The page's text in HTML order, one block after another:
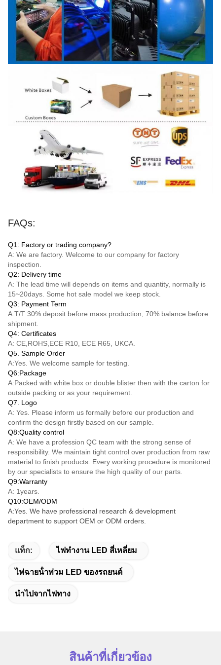
FAQs:
Q1: Factory or trading company?
A: We are factory. Welcome to our company for factory
inspection.
Q2: Delivery time
A: The lead time will depends on items and quantity, normally is
15~20days. Some hot sale model we keep stock.
Q3: Payment Term
A:T/T 30% deposit before mass production, 70% balance before
shipment.
Q4: Certificates
A: CE,ROHS,ECE R10, ECE R65, UKCA.
Q5. Sample Order
A:Yes. We welcome sample for testing.
Q6:Package
A:Packed with white box or double blister then with the carton for
outside packing or as your requirement.
Q7. Logo
A: Yes. Please inform us formally before our production and
confirm the design firstly based on our sample.
Q8:Quality control
A: We have a profession QC team with the strong sense of
responsibility. We maintain tight control over production from raw
material to finish products. Every working procedure is monitored
by our specialists to ensure the high quality of our parts.
Q9:Warranty
A: 1years.
Q10:OEM/ODM
A:Yes. We have professional research & development
department to support OEM or ODM orders.
แท็ก: ไฟทํางาน LED สี่เหลี่ยม
ไฟฉายน้ําท่วม LED ของรถยนต์
นําไปจากไฟทาง
สินค้าที่เกี่ยวข้อง